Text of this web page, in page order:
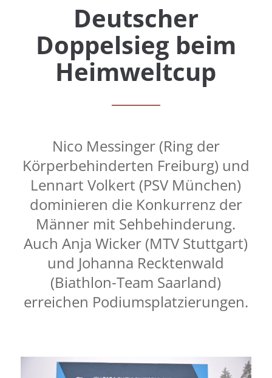
Deutscher
Doppelsieg beim
Heimweltcup
Nico Messinger (Ring der
Körperbehinderten Freiburg) und
Lennart Volkert (PSV München)
dominieren die Konkurrenz der
Männer mit Sehbehinderung.
Auch Anja Wicker (MTV Stuttgart)
und Johanna Recktenwald
(Biathlon-Team Saarland)
erreichen Podiumsplatzierungen.